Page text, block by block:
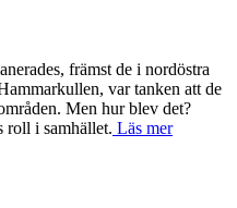
främst de i nordöstra
var tanken att de
Men hur blev det?
roll i samhället. Läs mer